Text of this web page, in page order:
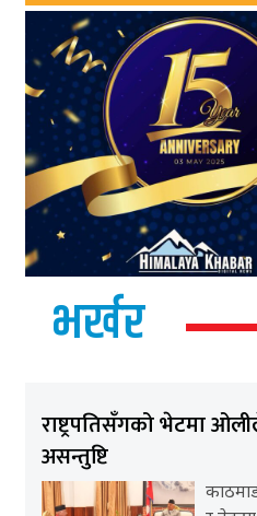
भर्खर
राष्ट्रपतिसँगको भेटमा
असन्तुष्टि